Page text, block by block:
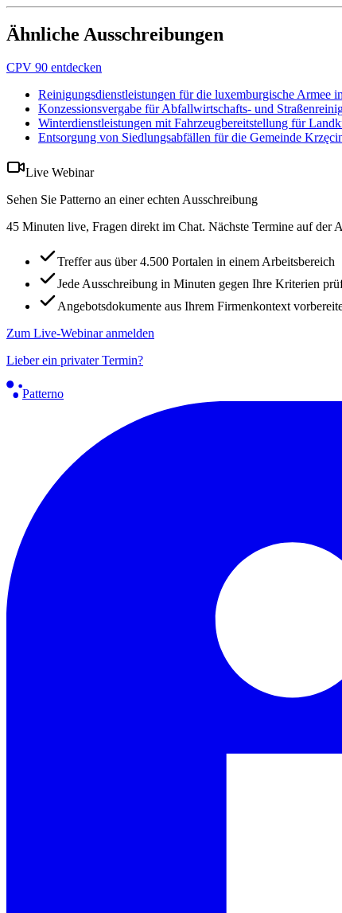
Ähnliche Ausschreibungen
CPV 90 entdecken
Reinigungsdienstleistungen für die luxemburgische Armee
Konzessionsvergabe für Abfallwirtschafts- und
Winterdienstleistungen mit Fahrzeugbereitstellung für
Entsorgung von Siedlungsabfällen für die Gemeinde
Live Webinar
Sehen Sie Patterno an einer echten Ausschreibung
45 Minuten live, Fragen direkt im Chat. Nächste Termine auf der
Treffer aus über 4.500 Portalen in einem Arbeitsbereich
Jede Ausschreibung in Minuten gegen Ihre Kriterien
Angebotsdokumente aus Ihrem Firmenkontext
Zum Live-Webinar anmelden
Lieber ein privater Termin?
Patterno